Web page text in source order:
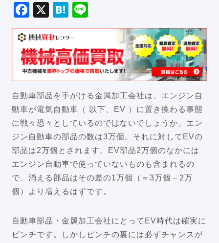
Facebook
X Hatena
自動車部品を手がける金属加工会社は、エンジン自
動車が電気自動車（ 以下、EV ）に置き換わる事態
に戦々恐々としているのではないでしょうか。エン
ジン自動車の部品の数は3万個。それに対してEVの
部品は2万個とされます。EV部品2万個のなかには
エンジン自動車で使っていないものも含まれるの
で、消える部品はその差の1万個（＝3万個－2万
個）より増えるはずです。
自動車部品・金属加工会社にとってEV時代は確実に
ピンチです。しかしピンチの裏には必ずチャンスが